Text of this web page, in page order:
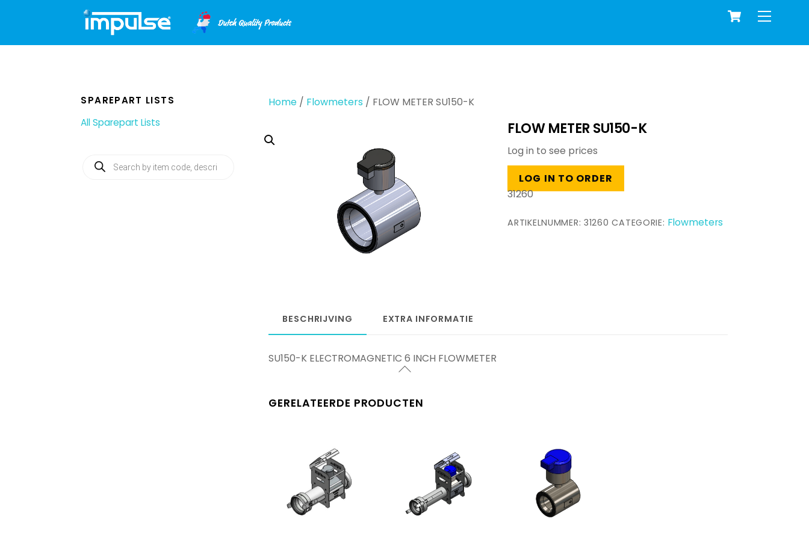
Menu
Cart
Home / Flowmeters / FLOW METER SU150-K
FLOW METER SU150-K
Log in to see prices
LOG IN TO ORDER
31260
ARTIKELNUMMER: 31260 CATEGORIE: Flowmeters
BESCHRIJVING EXTRA INFORMATIE
SU150-K ELECTROMAGNETIC 6 INCH FLOWMETER
GERELATEERDE PRODUCTEN
SPAREPART LISTS
All Sparepart Lists
Producten
zoeken